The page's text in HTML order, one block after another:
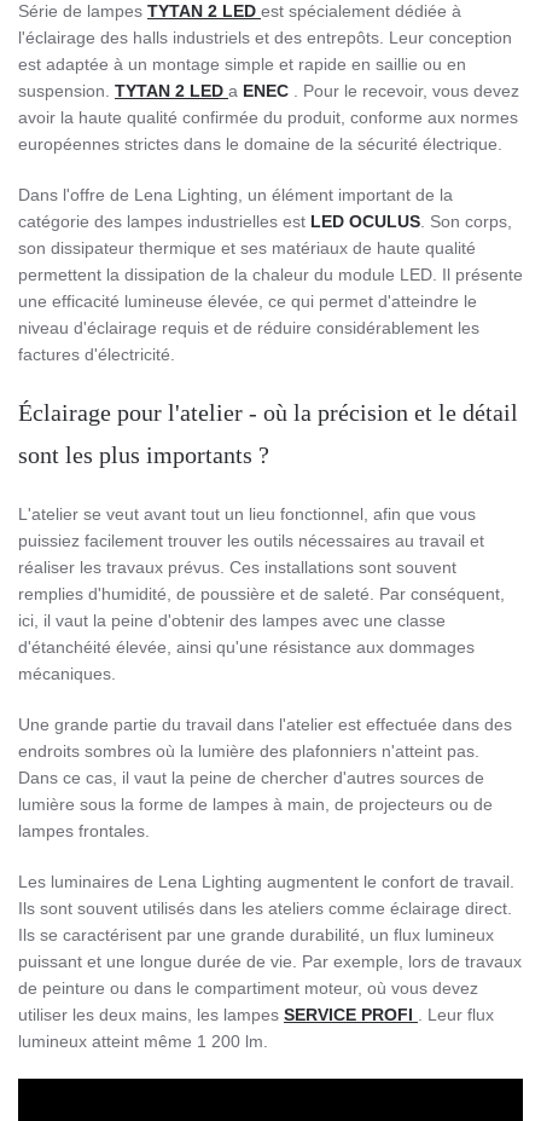
Série de lampes TYTAN 2 LED est spécialement dédiée à
l'éclairage des halls industriels et des entrepôts. Leur conception
est adaptée à un montage simple et rapide en saillie ou en
suspension. TYTAN 2 LED a ENEC
. Pour le recevoir, vous devez
avoir la haute qualité confirmée du produit, conforme aux normes
européennes strictes dans le domaine de la sécurité électrique.
Dans l'offre de Lena Lighting, un élément important de la
catégorie des lampes industrielles est LED OCULUS . Son corps,
son dissipateur thermique et ses matériaux de haute qualité
permettent la dissipation de la chaleur du module LED. Il présente
une efficacité lumineuse élevée, ce qui permet d'atteindre le
niveau d'éclairage requis et de réduire considérablement les
factures d'électricité.
Éclairage pour l'atelier - où la précision et le détail
sont les plus importants ?
L'atelier se veut avant tout un lieu fonctionnel, afin que vous
puissiez facilement trouver les outils nécessaires au travail et
réaliser les travaux prévus. Ces installations sont souvent
remplies d'humidité, de poussière et de saleté. Par conséquent,
ici, il vaut la peine d'obtenir des lampes avec une classe
d'étanchéité élevée, ainsi qu'une résistance aux dommages
mécaniques.
Une grande partie du travail dans l'atelier est effectuée dans des
endroits sombres où la lumière des plafonniers n'atteint pas.
Dans ce cas, il vaut la peine de chercher d'autres sources de
lumière sous la forme de lampes à main, de projecteurs ou de
lampes frontales.
Les luminaires de Lena Lighting augmentent le confort de travail.
Ils sont souvent utilisés dans les ateliers comme éclairage direct.
Ils se caractérisent par une grande durabilité, un flux lumineux
puissant et une longue durée de vie. Par exemple, lors de travaux
de peinture ou dans le compartiment moteur, où vous devez
utiliser les deux mains, les lampes SERVICE PROFI
. Leur flux
lumineux atteint même 1 200 lm.